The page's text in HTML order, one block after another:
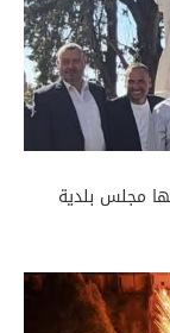
مجلس بلدية